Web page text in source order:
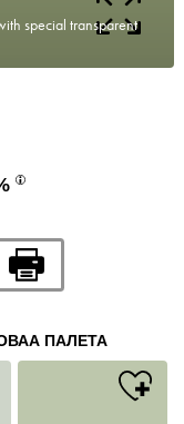
special transparent
ПАЛЕТА